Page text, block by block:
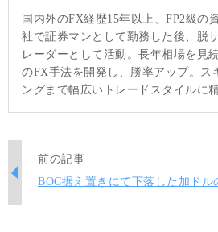
国内外のFX経歴15年以上、FP2級の
社で証券マンとして勤務した後、脱
レーダーとして活動。長年相場を見
のFX手法を開発し、勝率アップ。ス
ングまで幅広いトレードスタイルに
前の記事
BOC据え置きにて下落した加ドル